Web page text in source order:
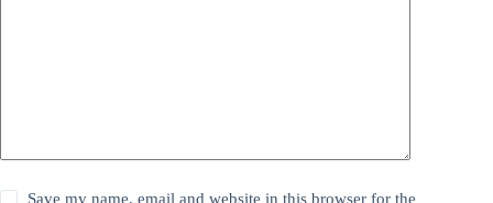
Save my name, email and website in this browser for the